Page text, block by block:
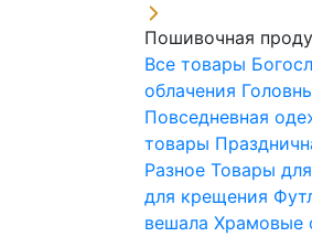
Пошивочная
Все товары
облачения
Повседневная
товары
Разное Товары
для крещения
вешала Храмовые